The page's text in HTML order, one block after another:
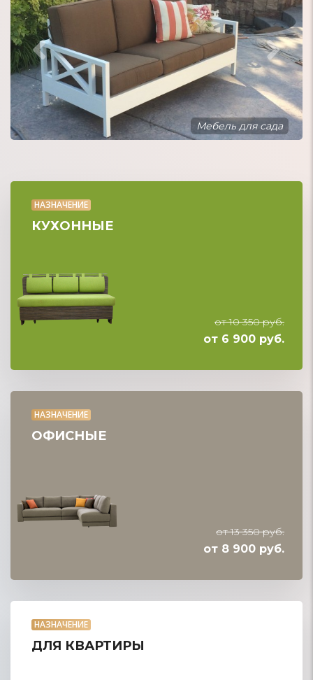
Модульные диваны
НАЗНАЧЕНИЕ
КУХОННЫЕ
от 10 350 руб.
от 6 900 руб.
НАЗНАЧЕНИЕ
ОФИСНЫЕ
от 13 350 руб.
от 8 900 руб.
НАЗНАЧЕНИЕ
ДЛЯ КВАРТИРЫ